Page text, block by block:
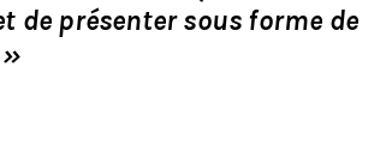
de présenter sous forme de